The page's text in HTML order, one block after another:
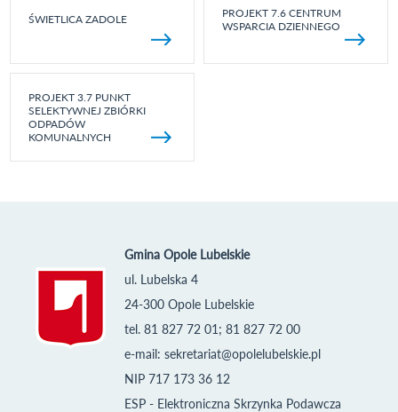
ŚWIETLICA ZADOLE
PROJEKT 7.6 CENTRUM
WSPARCIA DZIENNEGO
PROJEKT 3.7 PUNKT
SELEKTYWNEJ ZBIÓRKI
ODPADÓW
KOMUNALNYCH
Gmina Opole Lubelskie
ul. Lubelska 4
24-300 Opole Lubelskie
tel. 81 827 72 01; 81 827 72 00
e-mail: sekretariat@opolelubelskie.pl
NIP 717 173 36 12
ESP - Elektroniczna Skrzynka Podawcza